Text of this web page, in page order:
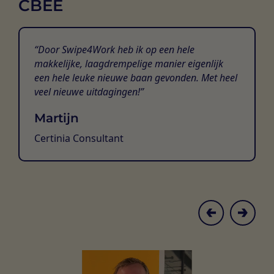
CBEE
Door Swipe4Work heb ik op een hele
makkelijke, laagdrempelige manier eigenlijk
een hele leuke nieuwe baan gevonden. Met heel
veel nieuwe uitdagingen!
Martijn
Certinia Consultant